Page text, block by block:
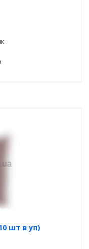
шт в уп)